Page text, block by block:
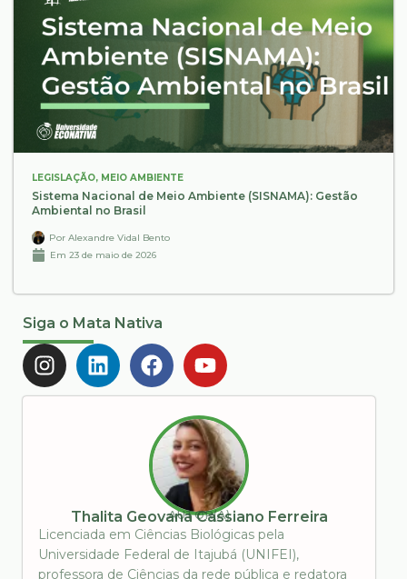
LEGISLAÇÃO, MEIO AMBIENTE
Sistema Nacional de Meio Ambiente (SISNAMA): Gestão
Ambiental no Brasil
Por Alexandre Vidal Bento
Em 23 de maio de 2026
Siga o Mata Nativa
AUTOR(A)
Thalita Geovana Cassiano Ferreira
Licenciada em Ciências Biológicas pela
Universidade Federal de Itajubá (UNIFEI),
professora de Ciências da rede pública e redatora